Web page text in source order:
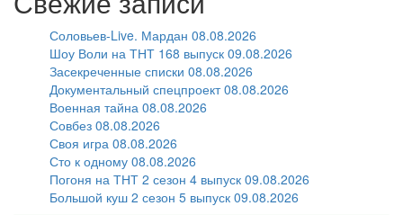
Соловьев-Live. Мардан 08.08.2026
Шоу Воли на ТНТ 168 выпуск 09.08.2026
Засекреченные списки 08.08.2026
Документальный спецпроект 08.08.2026
Военная тайна 08.08.2026
Совбез 08.08.2026
Своя игра 08.08.2026
Сто к одному 08.08.2026
Погоня на ТНТ 2 сезон 4 выпуск 09.08.2026
Большой куш 2 сезон 5 выпуск 09.08.2026